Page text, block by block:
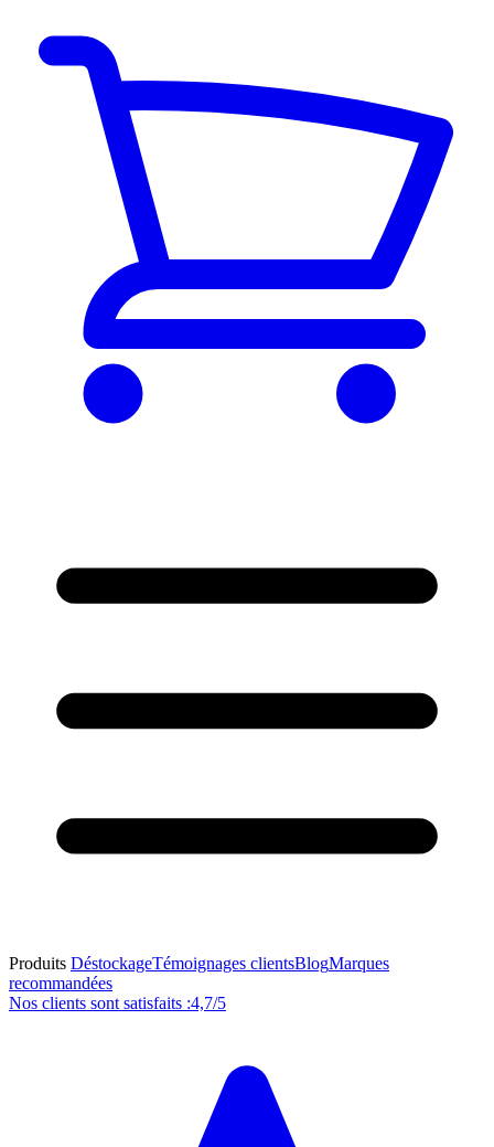
Produits DéstockageTémoignages clientsBlogMarques
recommandées
Nos clients sont satisfaits :4,7/5